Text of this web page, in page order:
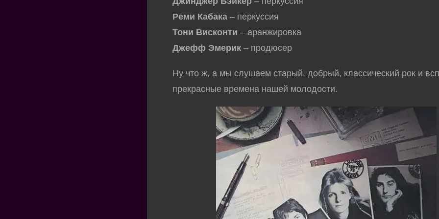
Реми Кабака – перкуссия
Тони Висконти – аранжировка
Джефф Эмерик – продюсер
Ну что ж, а мы слушаем старый, добрый, классический рок и
прекрасные времена нашей молодости.